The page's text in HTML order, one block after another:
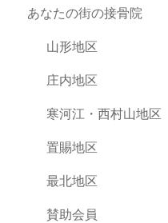
あなたの街の接骨院
山形地区
庄内地区
寒河江・西村山地区
置賜地区
最北地区
賛助会員